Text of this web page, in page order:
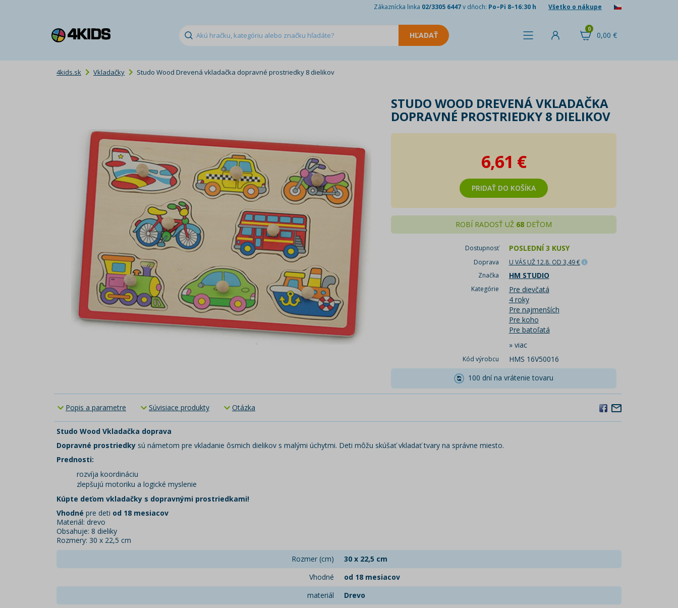
Zákaznícka linka 02/3305 6447v dňoch: Po–Pi 8–16:30 h Všetko o nákupe
0,00 €
0
4kids.sk Vkladačky Studo Wood Drevená vkladačka dopravné prostriedky 8 dielikov
STUDO WOOD DREVENÁ VKLADAČKA
DOPRAVNÉ PROSTRIEDKY 8 DIELIKOV
6,61 €
PRIDAŤ DO KOŠÍKA
ROBÍ RADOSŤ UŽ 68 DEŤOM
Dostupnosť POSLEDNÍ 3 KUSY
Doprava U VÁS UŽ 12.8. OD 3,49 €
Značka
HM STUDIO
Kategórie
Pre dievčatá
4 roky
Pre najmenších
Pre koho
Pre batoľatá
» viac
Kód výrobcu
HMS 16V50016
100 dní na vrátenie tovaru
Popis a parametre Súvisiace produkty Otázka
Studo Wood Vkladačka doprava
Dopravné prostriedky sú námetom pre vkladanie ôsmich dielikov s malými úchytmi. Deti môžu skúšať vkladať tvary na správne miesto.
Prednosti:
rozvíja koordináciu
zlepšujú motoriku a logické myslenie
Kúpte deťom vkladačky s dopravnými prostriedkami!
Vhodné pre deti od 18 mesiacov
Materiál: drevo
Obsahuje: 8 dieliky
Rozmery: 30 x 22,5 cm
Rozmer (cm)
30 x 22,5 cm
Vhodné
od 18 mesiacov
materiál
Drevo